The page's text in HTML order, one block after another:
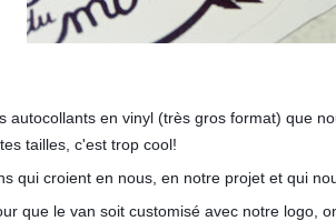
autocollants en vinyl (très gros format) que
tailles, c'est trop cool!
qui croient en nous, en notre projet et qui
que le van soit customisé avec notre logo,